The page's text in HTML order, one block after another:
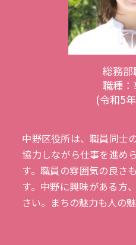
総務部
職種
(令和5
中野区役所は、職員同士
協力しながら仕事を進め
す。職員の雰囲気の良さ
す。中野に興味がある方
さい。まちの魅力も人の